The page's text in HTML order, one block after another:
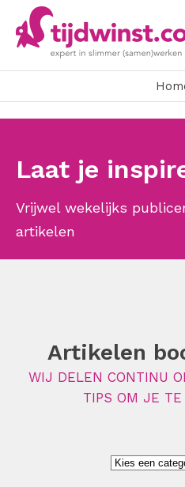
Laat je
Vrijwel wekelijks
artikelen
Artikelen
WIJ DELEN CONTINU
TIPS OM JE TE